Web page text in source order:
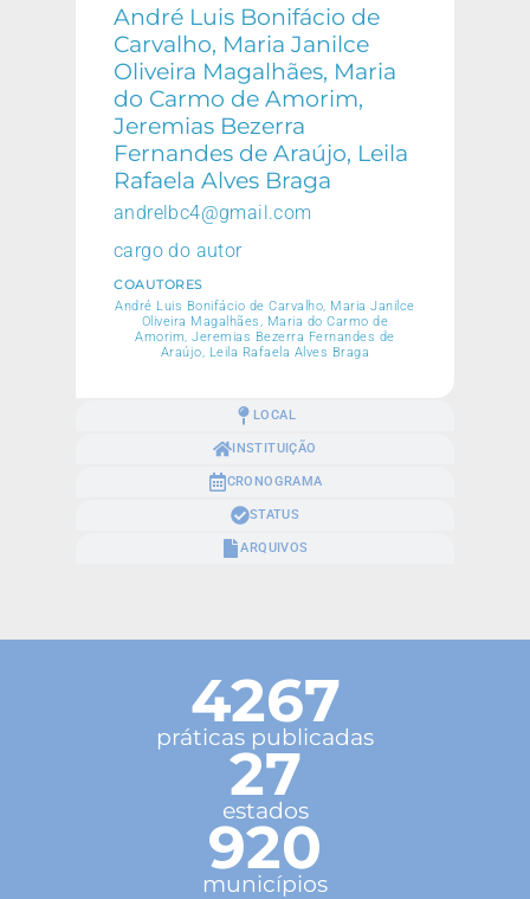
LOCAL
INSTITUIÇÃO
CRONOGRAMA
STATUS
ARQUIVOS
André Luis Bonifácio de
Carvalho, Maria Janilce
Oliveira Magalhães, Maria
do Carmo de Amorim,
Jeremias Bezerra
Fernandes de Araújo, Leila
Rafaela Alves Braga
andrelbc4@gmail.com
cargo do autor
COAUTORES
André Luis Bonifácio de Carvalho, Maria Janilce
Oliveira Magalhães, Maria do Carmo de
Amorim, Jeremias Bezerra Fernandes de
Araújo, Leila Rafaela Alves Braga
4267
práticas publicadas
27
estados
920
municípios